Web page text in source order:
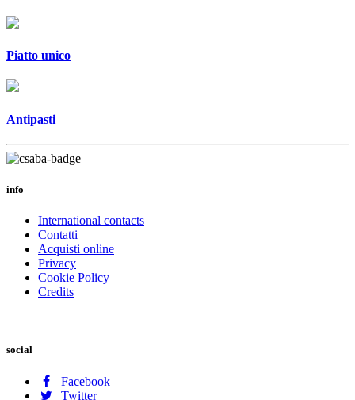
Piatto unico
Antipasti
info
International contacts
Contatti
Acquisti online
Privacy
Cookie Policy
Credits
social
Facebook
Twitter